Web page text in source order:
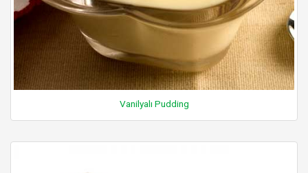
Vanilyalı Pudding